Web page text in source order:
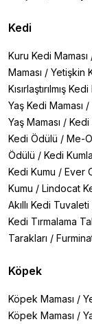
Kedi
Kuru Kedi Maması
Maması / Yetişkin
Kısırlaştırılmış
Yaş Kedi Maması /
Yaş Maması / Kedi
Kedi Ödülü / Me-
Ödülü / Kedi
Kedi Kumu / Ever
Kumu / Lindocat
Akıllı Kedi Tuvaleti
Kedi Tırmalama
Tarakları /
Köpek
Köpek Maması /
Köpek Maması /